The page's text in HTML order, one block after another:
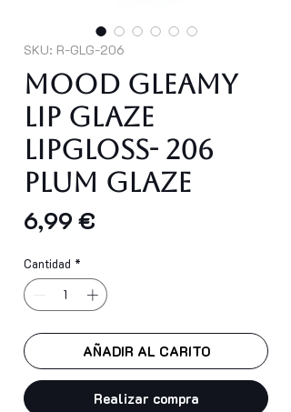
SKU: R-GLG-206
Mood Gleamy
Lip Glaze
Lipgloss- 206
Plum Glaze
6,99 €
Cantidad *
AÑADIR AL CARITO
Realizar compra